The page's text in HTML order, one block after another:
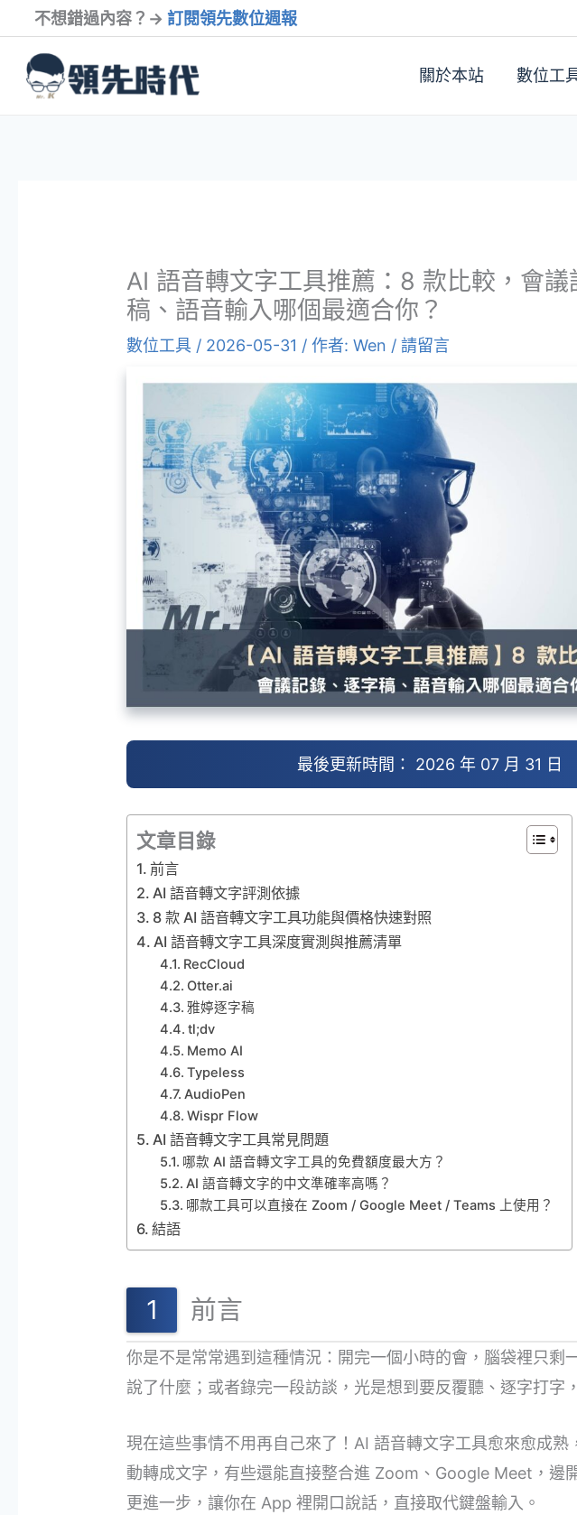
不想錯過內容？→ 訂閱領先數位週報
關於本站 數位工
AI 語音轉文字工具推薦：8 款比較，會議
稿、語音輸入哪個最適合你？
數位工具 / 2026-05-31 / 作者:Wen /請留言
最後更新時間： 2026 年 07 月 31 日
文章目錄
前言
AI 語音轉文字評測依據
8 款 AI 語音轉文字工具功能與價格快速對照
AI 語音轉文字工具深度實測與推薦清單
RecCloud
Otter.ai
雅婷逐字稿
tl;dv
Memo AI
Typeless
AudioPen
Wispr Flow
AI 語音轉文字工具常見問題
哪款 AI 語音轉文字工具的免費額度最大方？
AI 語音轉文字的中文準確率高嗎？
哪款工具可以直接在 Zoom / Google Meet / Teams 上使用？
結語
前言
你是不是常常遇到這種情況：開完一個小時的會，腦袋裡只剩
說了什麼；或者錄完一段訪談，光是想到要反覆聽、逐字打字
現在這些事情不用再自己來了！AI 語音轉文字工具愈來愈成熟
動轉成文字，有些還能直接整合進 Zoom、Google Meet，邊
更進一步，讓你在 App 裡開口說話，直接取代鍵盤輸入。